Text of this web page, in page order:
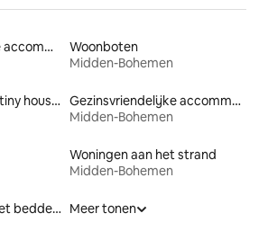
Huisdiervriendelijke accommodaties
Woonboten
Midden-Bohemen
Accommodaties in tiny houses
Gezinsvriendelijke accommodaties
Midden-Bohemen
Woningen aan het strand
Midden-Bohemen
Accommodaties met bedden op toegankelijke hoogte
Meer tonen